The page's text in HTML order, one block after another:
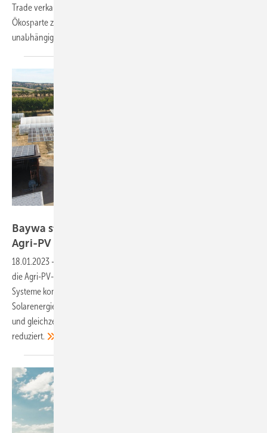
Trade verkaufen. Mit der strategischen Neuausrichtung soll sich die
Ökosparte zukünftig auf das Projektgeschäft und die Expansion als
unabhängiger Stromerzeuger
Baywa startet vier neue Pilotprojekte zur
Agri-PV
18.01.2023 -
die Agri-PV-Forschung mit vier neuen Pilotprojekten voran. Die
Systeme kombinieren die Ernte von Nahrungsmitteln und
Solarenergie auf einer Fläche. Sie verbessern die Qualität von Obst
und gleichzeitig wird so der Abfall von Plastikfolie als Pflanzenschutz
reduziert.